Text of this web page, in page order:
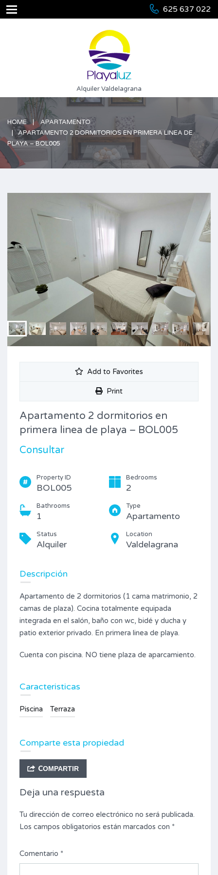
625 637 022
Alquiler Valdelagrana
HOME
APARTAMENTO
APARTAMENTO 2 DORMITORIOS EN PRIMERA LINEA DE
PLAYA – BOL005
Add to Favorites
Print
Apartamento 2 dormitorios en
primera linea de playa – BOL005
Consultar
Property ID
BOL005
Bedrooms
2
Bathrooms
1
Type
Apartamento
Status
Alquiler
Location
Valdelagrana
Descripción
Apartamento de 2 dormitorios (1 cama matrimonio, 2
camas de plaza). Cocina totalmente equipada
integrada en el salón, baño con wc, bidé y ducha y
patio exterior privado. En primera linea de playa.
Cuenta con piscina. NO tiene plaza de aparcamiento.
Caracteristicas
Piscina Terraza
Comparte esta propiedad
COMPARTIR
Deja una respuesta
Tu dirección de correo electrónico no será publicada.
Los campos obligatorios están marcados con *
Comentario *